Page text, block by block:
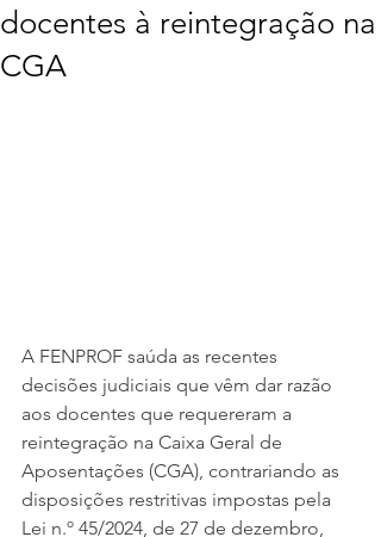
docentes à reintegração na
CGA
A FENPROF saúda as recentes
decisões judiciais que vêm dar razão
aos docentes que requereram a
reintegração na Caixa Geral de
Aposentações (CGA), contrariando as
disposições restritivas impostas pela
Lei n.º 45/2024, de 27 de dezembro,